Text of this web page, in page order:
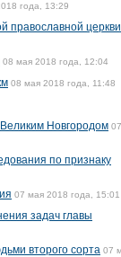
года, 13:29
православной церкви
08 мая 2018 года, 12:04
08 мая 2018 года, 11:48
Новгородом
по признаку
07 мая 2018 года, 15:01
задач главы
второго сорта 07